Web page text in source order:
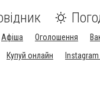
Афіша Оголошення
Купуй онлайн Instagram